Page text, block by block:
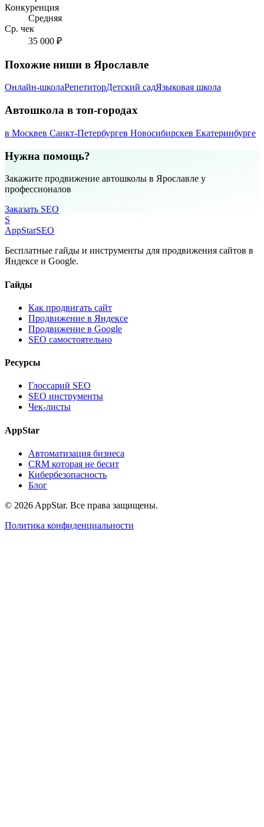
Конкуренция
Средняя
Ср. чек
35 000 ₽
Похожие ниши в Ярославле
Онлайн-школаРепетиторДетский садЯзыковая школа
Автошкола в топ-городах
в Москвев Санкт-Петербургев Новосибирскев Екатеринбурге
Нужна помощь?
Закажите продвижение автошколы в Ярославле у
профессионалов
Заказать SEO
S
AppStarSEO
Бесплатные гайды и инструменты для продвижения сайтов в
Яндексе и Google.
Гайды
Как продвигать сайт
Продвижение в Яндексе
Продвижение в Google
SEO самостоятельно
Ресурсы
Глоссарий SEO
SEO инструменты
Чек-листы
AppStar
Автоматизация бизнеса
CRM которая не бесит
Кибербезопасность
Блог
© 2026 AppStar. Все права защищены.
Политика конфиденциальности